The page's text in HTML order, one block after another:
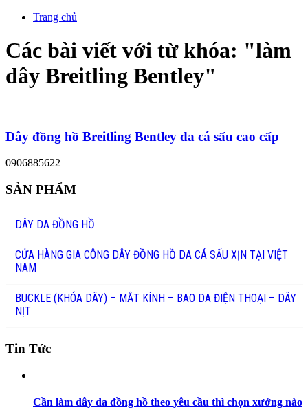
Trang chủ
Các bài viết với từ khóa: "làm
dây Breitling Bentley"
Dây đồng hồ Breitling Bentley da cá sấu cao cấp
0906885622
SẢN PHẨM
DÂY DA ĐỒNG HỒ
CỬA HÀNG GIA CÔNG DÂY ĐỒNG HỒ DA CÁ SẤU XỊN TẠI VIỆT
NAM
BUCKLE (KHÓA DÂY) – MẮT KÍNH – BAO DA ĐIỆN THOẠI – DÂY
NỊT
Tin Tức
Cần làm dây da đồng hồ theo yêu cầu thì chọn xưởng nào